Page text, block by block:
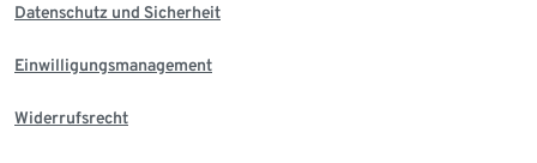
Datenschutz und Sicherheit
Einwilligungsmanagement
Widerrufsrecht